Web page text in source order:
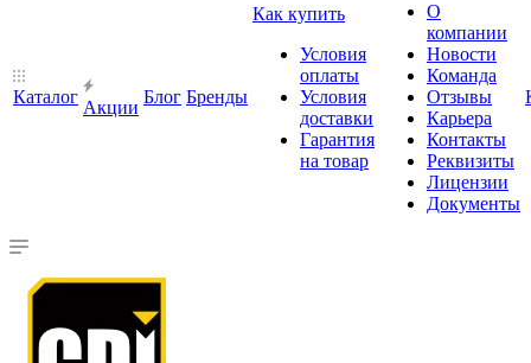
Каталог
Акции
Блог Бренды
Как купить
Условия
оплаты
Условия
доставки
Гарантия
на товар
О
компании
Новости
Команда
Отзывы
Карьера
Контакты
Реквизиты
Лицензии
Документы